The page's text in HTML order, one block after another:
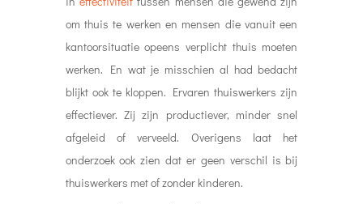
om thuis te werken en mensen die vanuit een
kantoorsituatie opeens verplicht thuis moeten
werken. En wat je misschien al had bedacht
blijkt ook te kloppen. Ervaren thuiswerkers zijn
effectiever. Zij zijn productiever, minder snel
afgeleid of verveeld. Overigens laat het
onderzoek ook zien dat er geen verschil is bij
thuiswerkers met of zonder kinderen.